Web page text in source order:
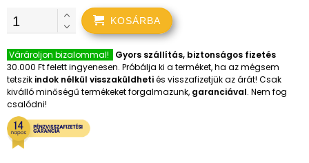
KOSÁRBA
Várároljon bizalommal!
Gyors szállítás, biztonságos fizetés
30.000 Ft felett ingyenesen. Próbálja ki a terméket, ha az mégsem
tetszik indok nélkül visszaküldhetiés visszafizetjük az árát! Csak
kiválló minőségű termékeket forgalmazunk, garanciával. Nem fog
csalódni!